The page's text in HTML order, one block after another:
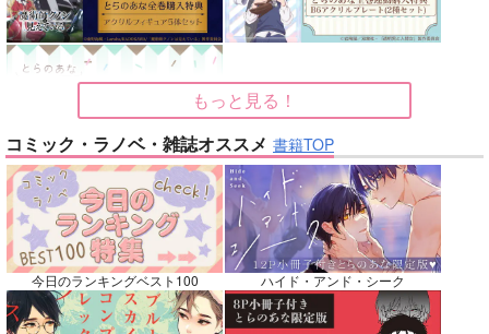
サンプル
カート
サンプル サンプル
No.7 No.8 No.9
もっと見る！
コミック・ラノベ・雑誌オススメ 書籍TOP
今日のランキングベスト100 ハイド・アンド・シーク